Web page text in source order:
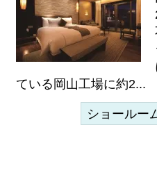
ている岡山工場に約2...
ショールー